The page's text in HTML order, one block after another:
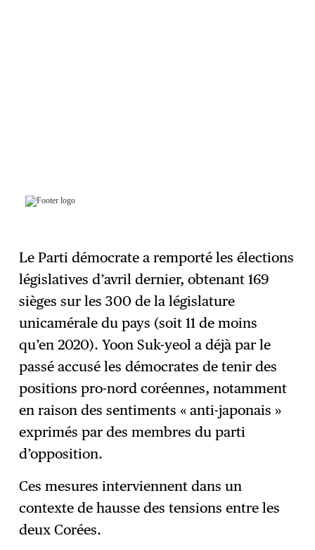
Le Parti démocrate a remporté les élections
législatives d’avril dernier, obtenant 169
sièges sur les 300 de la législature
unicamérale du pays (soit 11 de moins
qu’en 2020). Yoon Suk-yeol a déjà par le
passé accusé les démocrates de tenir des
positions pro-nord coréennes, notamment
en raison des sentiments « anti-japonais »
exprimés par des membres du parti
d’opposition.
Ces mesures interviennent dans un
contexte de hausse des tensions entre les
deux Corées.